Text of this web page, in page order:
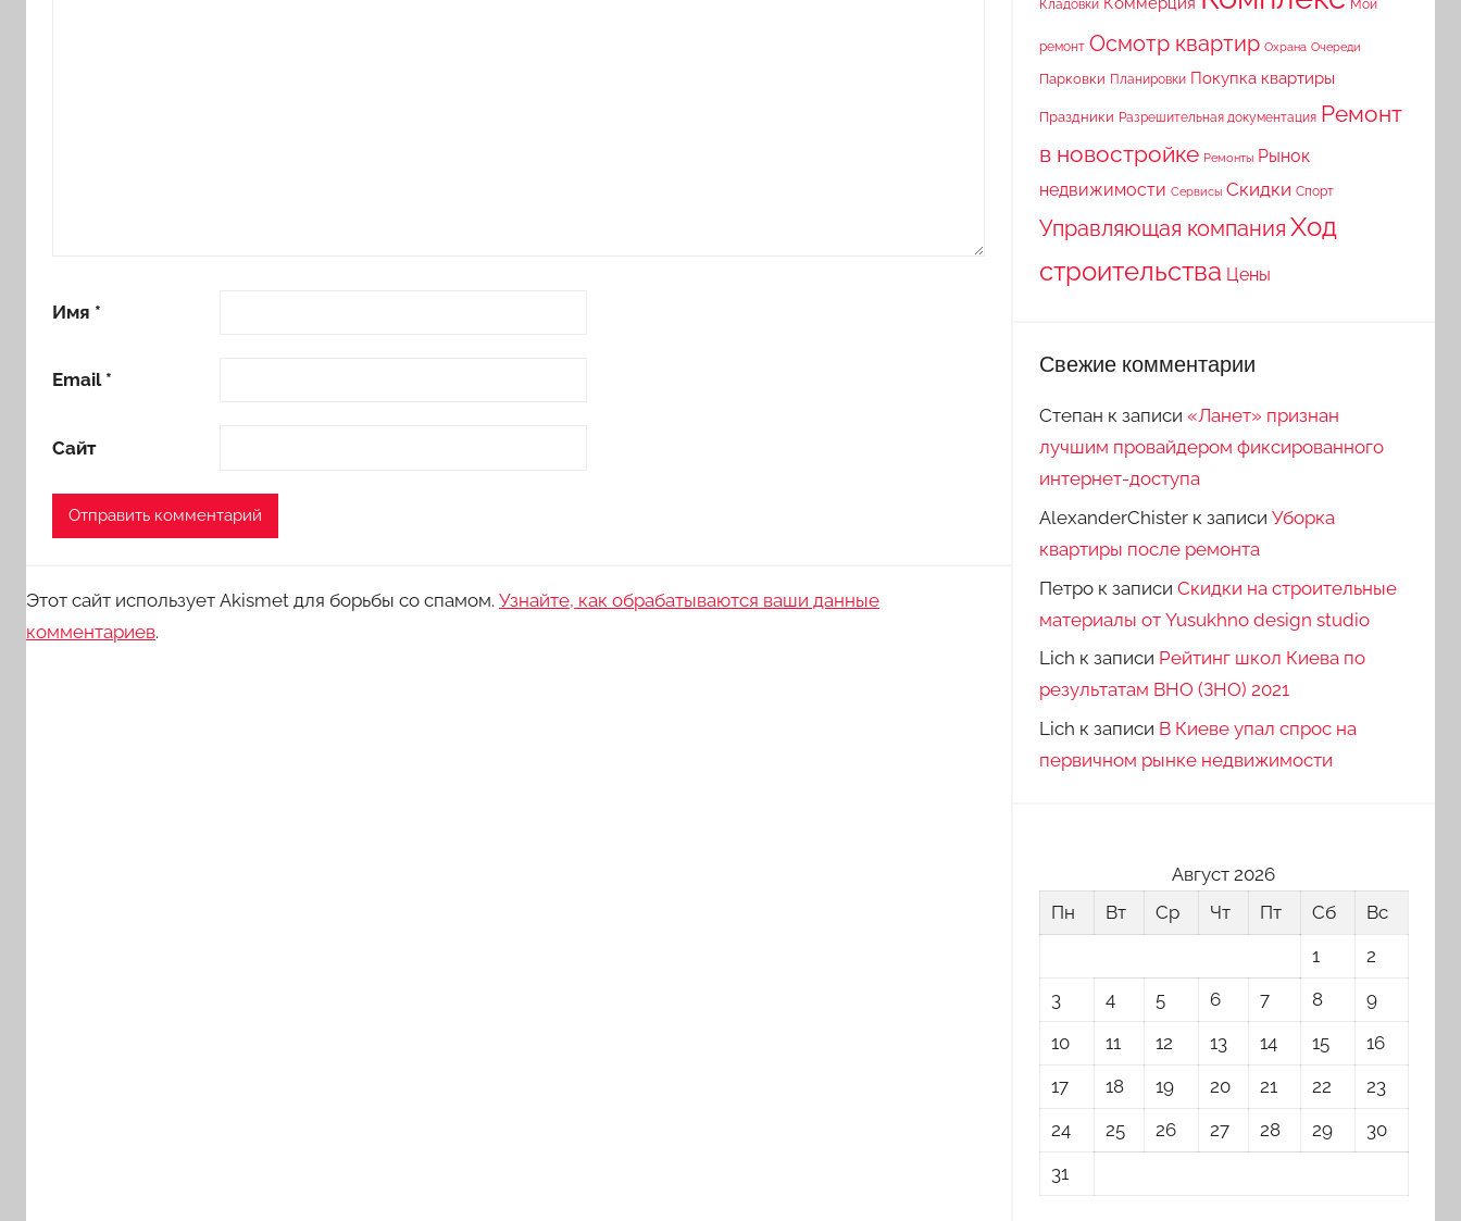
Имя *
Email *
Сайт
Этот сайт использует Akismet для борьбы со спамом. Узнайте, как обрабатываются ваши данные
комментариев.
Кладовки Мой
ремонт Осмотр квартир Охрана Очереди
Парковки Планировки Покупка квартиры
Праздники Разрешительная документация Ремонт
в новостройке Ремонты Рынок
недвижимости Сервисы Скидки Спорт
Управляющая компания Ход
строительства Цены
Свежие комментарии
Степан к записи «Ланет» признан
лучшим провайдером фиксированного
интернет-доступа
AlexanderChisterк записи Уборка
квартиры после ремонта
Петрок записи Скидки на строительные
материалы от Yusukhno design studio
Lich к записи Рейтинг школ Киева по
результатам ВНО (ЗНО) 2021
Lich к записи В Киеве упал спрос на
первичном рынке недвижимости
Август 2026
Пн
Вт Ср Чт Пт Сб
Вс
1
2
3
4 5 6 7 8
9
10
11 12 13 14 15
16
17
18 19 20 21 22
23
24
25 26 27 28 29
30
31